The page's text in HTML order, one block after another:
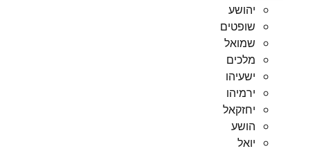
יהושע
שופטים
שמואל
מלכים
ישעיהו
ירמיהו
יחזקאל
הושע
יואל